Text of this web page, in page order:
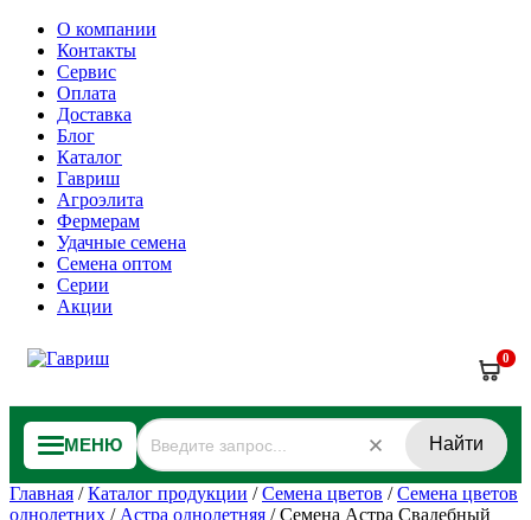
О компании
Контакты
Сервис
Оплата
Доставка
Блог
Каталог
Гавриш
Агроэлита
Фермерам
Удачные семена
Семена оптом
Серии
Акции
0
МЕНЮ Найти
Главная /Каталог продукции /Семена цветов /Семена цветов
однолетних / Астра однолетняя /Семена Астра Свадебный